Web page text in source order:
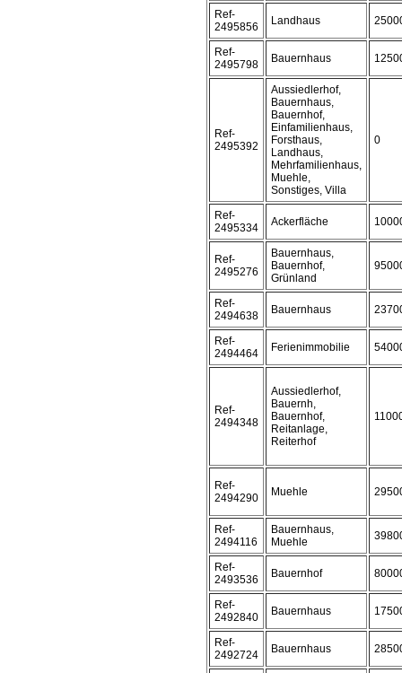
Ref-
2495856
Landhaus
Ref-
2495798
Bauernhaus
Ref-
2495392
Aussiedlerhof,
Bauernhaus,
Bauernhof,
Einfamilienhaus,
Forsthaus,
Landhaus,
Mehrfamilienhaus,
Muehle,
Sonstiges, Villa
0
Ref-
2495334
Ackerfläche
Ref-
2495276
Bauernhaus,
Bauernhof,
Grünland
Ref-
2494638
Bauernhaus
Ref-
2494464
Ferienimmobilie
Ref-
2494348
Aussiedlerhof,
Bauernh,
Bauernhof,
Reitanlage,
Reiterhof
Ref-
2494290
Muehle
Ref-
2494116
Bauernhaus,
Muehle
Ref-
2493536
Bauernhof
Ref-
2492840
Bauernhaus
Ref-
2492724
Bauernhaus